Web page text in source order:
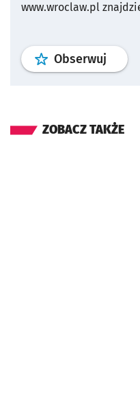
www.wroclaw.pl
Obserwuj profil
ZOBACZ TAKŻE